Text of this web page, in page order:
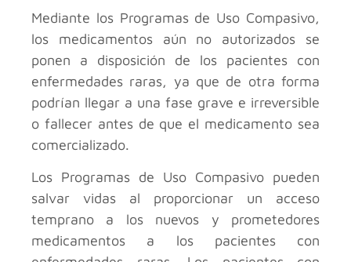
Mediante los Programas de Uso Compasivo,
los medicamentos aún no autorizados se
ponen a disposición de los pacientes con
enfermedades raras, ya que de otra forma
podrían llegar a una fase grave e irreversible
o fallecer antes de que el medicamento sea
comercializado.
Los Programas de Uso Compasivo pueden
salvar vidas al proporcionar un acceso
temprano a los nuevos y prometedores
medicamentos a los pacientes con